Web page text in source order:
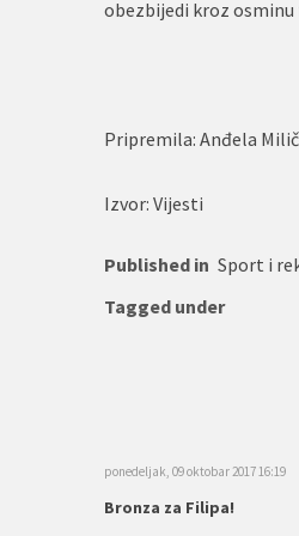
obezbijedi kroz osminu
Pripremila: Anđela
Izvor: Vijesti
Published in Sport i
Tagged under
ponedeljak, 09 oktobar 2017 16:19
Bronza za Filipa!